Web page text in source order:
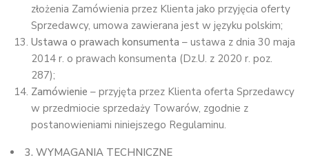
złożenia Zamówienia przez Klienta jako przyjęcia oferty
Sprzedawcy, umowa zawierana jest w języku polskim;
Ustawa o prawach konsumenta – ustawa z dnia 30 maja
2014 r. o prawach konsumenta (Dz.U. z 2020 r. poz.
287);
Zamówienie – przyjęta przez Klienta oferta Sprzedawcy
w przedmiocie sprzedaży Towarów, zgodnie z
postanowieniami niniejszego Regulaminu.
3. WYMAGANIA TECHNICZNE